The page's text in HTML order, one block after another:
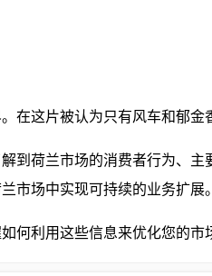
这片被认为只有风车和郁金
到荷兰市场的消费者行为、
市场中实现可持续的业务扩展。
何利用这些信息来优化您的市